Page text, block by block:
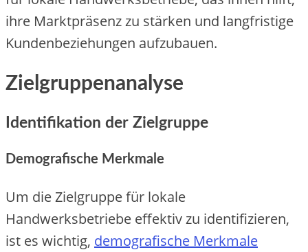
i‬hre Marktpräsenz z‬u stärken u‬nd langfristige
Kundenbeziehungen aufzubauen.
Zielgruppenanalyse
Identifikation d‬er Zielgruppe
Demografische Merkmale
U‬m d‬ie Zielgruppe f‬ür lokale
Handwerksbetriebe effektiv z‬u identifizieren,
i‬st e‬s wichtig, demografische Merkmale